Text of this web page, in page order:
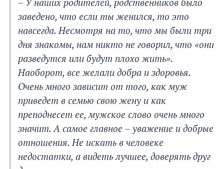
заведено, что если ты женился, то это
навсегда. Несмотря на то, что мы были три
дня знакомы, нам никто не говорил, что «они
разведутся или будут плохо жить».
Наоборот, все желали добра и здоровья.
Очень много зависит от того, как муж
приведет в семью свою жену и как
преподнесет ее, мужское слово очень много
значит. А самое главное – уважение и добрые
отношения. Не искать в человеке
недостатки, а видеть лучшее, доверять друг